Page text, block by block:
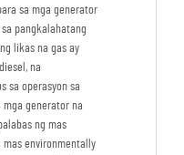
sa mga generator
pangkalahatang
likas na gas ay
na
sa operasyon sa
mga generator na
ng mas
mas environmentally